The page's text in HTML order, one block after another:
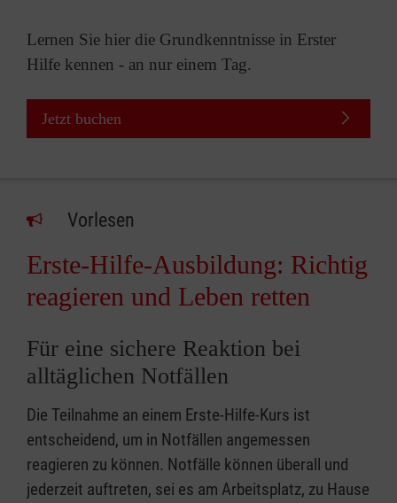
Lernen Sie hier die Grundkenntnisse in Erster
Hilfe kennen - an nur einem Tag.
Jetzt buchen
Vorlesen
Erste-Hilfe-Ausbildung: Richtig
reagieren und Leben retten
Für eine sichere Reaktion bei
alltäglichen Notfällen
Die Teilnahme an einem Erste-Hilfe-Kurs ist
entscheidend, um in Notfällen angemessen
reagieren zu können. Notfälle können überall und
jederzeit auftreten, sei es am Arbeitsplatz, zu Hause